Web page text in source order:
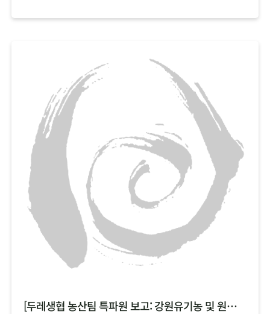
[두레생협 농산팀 특파원 보고: 강원유기농 및 원주생명농업 2차 안내]